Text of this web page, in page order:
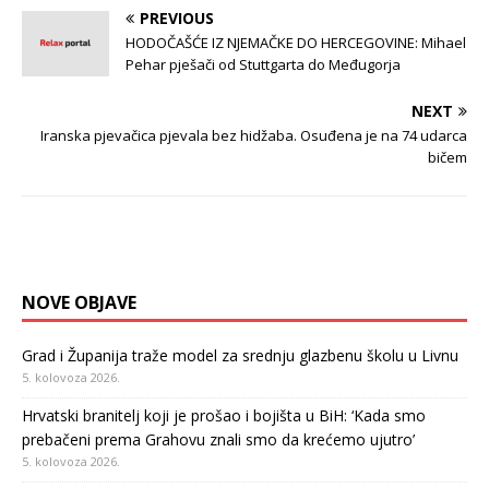
PREVIOUS
HODOČAŠĆE IZ NJEMAČKE DO HERCEGOVINE: Mihael
Pehar pješači od Stuttgarta do Međugorja
NEXT
Iranska pjevačica pjevala bez hidžaba. Osuđena je na 74 udarca
bičem
NOVE OBJAVE
Grad i Županija traže model za srednju glazbenu školu u Livnu
5. kolovoza 2026.
Hrvatski branitelj koji je prošao i bojišta u BiH: ‘Kada smo
prebačeni prema Grahovu znali smo da krećemo ujutro’
5. kolovoza 2026.